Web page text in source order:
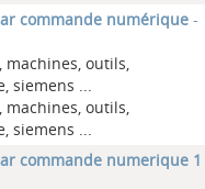
commande numérique -
outils,
siemens ...
outils,
siemens ...
commande numerique 1